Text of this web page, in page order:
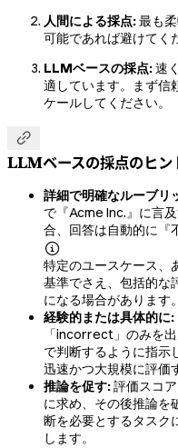
人間による採点:最も
可能であれば避けてく
LLMベースの採点:速
適しています。まず信
ケールしてください。

LLMベースの採点のヒン
詳細で明確なルーブリ
で『Acme Inc.』に言
合、回答は自動的に『

特定のユースケース、
基準でさえ、包括的な
になる場合があります。
経験的または具体的に:
「incorrect」のみを
で判断するように指示
迅速かつ大規模に評価
推論を促す:評価スコ
に求め、その後推論を
断を必要とするタスク
します。